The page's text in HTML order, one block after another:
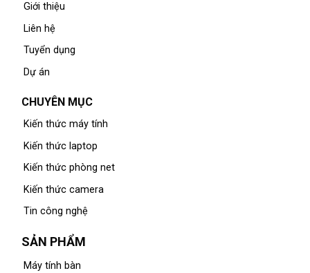
Giới thiệu
Liên hệ
Tuyển dụng
Dự án
CHUYÊN MỤC
Kiến thức máy tính
Kiến thức laptop
Kiến thức phòng net
Kiến thức camera
Tin công nghệ
SẢN PHẨM
Máy tính bàn